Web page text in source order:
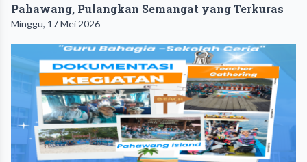
Pahawang, Pulangkan Semangat yang Terkuras
Minggu, 17 Mei 2026